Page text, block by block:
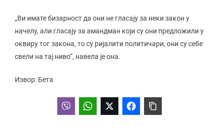
„Ви имате бизарност да они не гласају за неки закон у
начелу, али гласају за амандман који су они предложили у
оквиру тог закона, то су ријалити политичари, они су себе
свели на тај ниво“, навела је она.
Извор: Бета